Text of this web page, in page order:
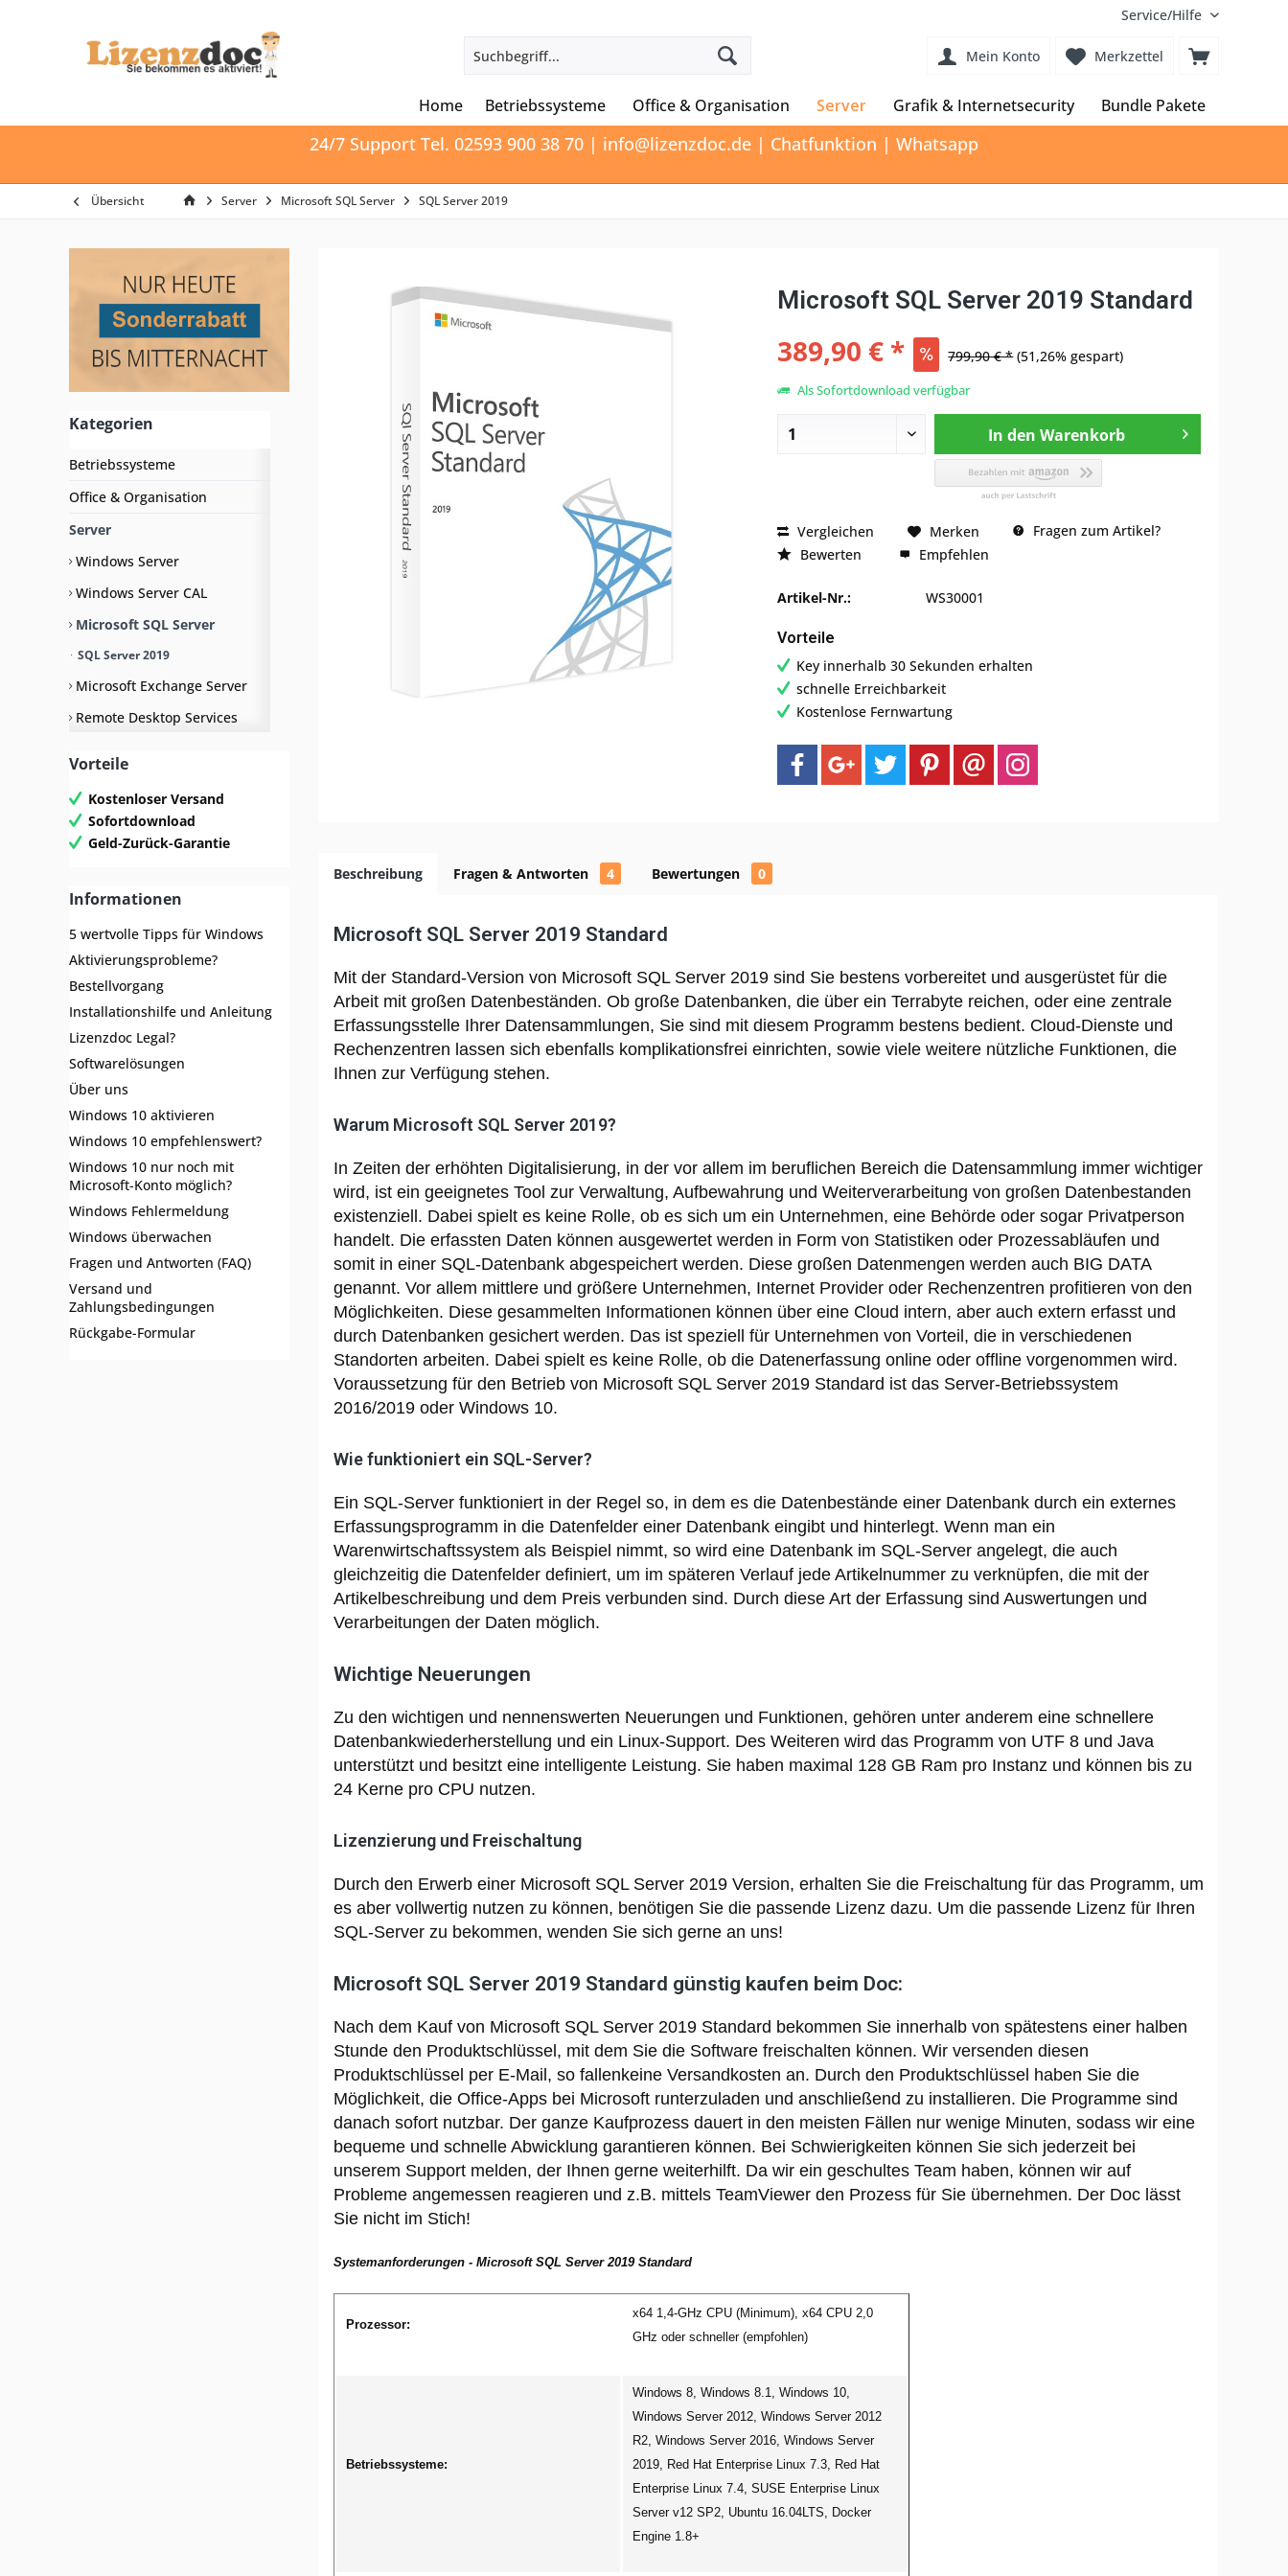
Service/Hilfe
Merkzettel
Mein Konto
Home Betriebssysteme Office & Organisation Server Grafik & Internetsecurity Bundle Pakete
24/7 Support Tel. 02593 900 38 70 | info@lizenzdoc.de | Chatfunktion | Whatsapp
Übersicht Server Microsoft SQL Server SQL Server 2019
Kategorien
Betriebssysteme
Office & Organisation
Server
Windows Server
Windows Server CAL
Microsoft SQL Server
SQL Server 2019
Microsoft Exchange Server
Remote Desktop Services
Grafik & Internetsecurity
Bundle Pakete
Vorteile
Kostenloser Versand
Sofortdownload
Geld-Zurück-Garantie
Informationen
5 wertvolle Tipps für Windows
Aktivierungsprobleme?
Bestellvorgang
Installationshilfe und Anleitung
Lizenzdoc Legal?
Softwarelösungen
Über uns
Windows 10 aktivieren
Windows 10 empfehlenswert?
Windows 10 nur noch mit
Microsoft-Konto möglich?
Windows Fehlermeldung
Windows überwachen
Fragen und Antworten (FAQ)
Versand und
Zahlungsbedingungen
Rückgabe-Formular
Microsoft SQL Server 2019 Standard
389,90 € * 799,90 € * (51,26% gespart)
Als Sofortdownload verfügbar
In den Warenkorb
Vergleichen Merken
Fragen zum Artikel?
Bewerten
Empfehlen
Artikel-Nr.: WS30001
Vorteile
Key innerhalb 30 Sekunden erhalten
schnelle Erreichbarkeit
Kostenlose Fernwartung
Beschreibung Fragen & Antworten 4 Bewertungen 0
Microsoft SQL Server 2019 Standard
Mit der Standard-Version von Microsoft SQL Server 2019 sind Sie bestens vorbereitet und ausgerüstet für die
Arbeit mit großen Datenbeständen. Ob große Datenbanken, die über ein Terrabyte reichen, oder eine zentrale
Erfassungsstelle Ihrer Datensammlungen, Sie sind mit diesem Programm bestens bedient. Cloud-Dienste und
Rechenzentren lassen sich ebenfalls komplikationsfrei einrichten, sowie viele weitere nützliche Funktionen, die
Ihnen zur Verfügung stehen.
Warum Microsoft SQL Server 2019?
In Zeiten der erhöhten Digitalisierung, in der vor allem im beruflichen Bereich die Datensammlung immer wichtiger
wird, ist ein geeignetes Tool zur Verwaltung, Aufbewahrung und Weiterverarbeitung von großen Datenbestanden
existenziell. Dabei spielt es keine Rolle, ob es sich um ein Unternehmen, eine Behörde oder sogar Privatperson
handelt. Die erfassten Daten können ausgewertet werden in Form von Statistiken oder Prozessabläufen und
somit in einer SQL-Datenbank abgespeichert werden. Diese großen Datenmengen werden auch BIG DATA
genannt. Vor allem mittlere und größere Unternehmen, Internet Provider oder Rechenzentren profitieren von den
Möglichkeiten. Diese gesammelten Informationen können über eine Cloud intern, aber auch extern erfasst und
durch Datenbanken gesichert werden. Das ist speziell für Unternehmen von Vorteil, die in verschiedenen
Standorten arbeiten. Dabei spielt es keine Rolle, ob die Datenerfassung online oder offline vorgenommen wird.
Voraussetzung für den Betrieb von Microsoft SQL Server 2019 Standard ist das Server-Betriebssystem
2016/2019 oder Windows 10.
Wie funktioniert ein SQL-Server?
Ein SQL-Server funktioniert in der Regel so, in dem es die Datenbestände einer Datenbank durch ein externes
Erfassungsprogramm in die Datenfelder einer Datenbank eingibt und hinterlegt. Wenn man ein
Warenwirtschaftssystem als Beispiel nimmt, so wird eine Datenbank im SQL-Server angelegt, die auch
gleichzeitig die Datenfelder definiert, um im späteren Verlauf jede Artikelnummer zu verknüpfen, die mit der
Artikelbeschreibung und dem Preis verbunden sind. Durch diese Art der Erfassung sind Auswertungen und
Verarbeitungen der Daten möglich.
Wichtige Neuerungen
Zu den wichtigen und nennenswerten Neuerungen und Funktionen, gehören unter anderem eine schnellere
Datenbankwiederherstellung und ein Linux-Support. Des Weiteren wird das Programm von UTF 8 und Java
unterstützt und besitzt eine intelligente Leistung. Sie haben maximal 128 GB Ram pro Instanz und können bis zu
24 Kerne pro CPU nutzen.
Lizenzierung und Freischaltung
Durch den Erwerb einer Microsoft SQL Server 2019 Version, erhalten Sie die Freischaltung für das Programm, um
es aber vollwertig nutzen zu können, benötigen Sie die passende Lizenz dazu. Um die passende Lizenz für Ihren
SQL-Server zu bekommen, wenden Sie sich gerne an uns!
Microsoft SQL Server 2019 Standard günstig kaufen beim Doc:
Nach dem Kauf von Microsoft SQL Server 2019 Standard bekommen Sie innerhalb von spätestens einer halben
Stunde den Produktschlüssel, mit dem Sie die Software freischalten können. Wir versenden diesen
Produktschlüssel per E-Mail, so fallenkeine Versandkosten an. Durch den Produktschlüssel haben Sie die
Möglichkeit, die Office-Apps bei Microsoft runterzuladen und anschließend zu installieren. Die Programme sind
danach sofort nutzbar. Der ganze Kaufprozess dauert in den meisten Fällen nur wenige Minuten, sodass wir eine
bequeme und schnelle Abwicklung garantieren können. Bei Schwierigkeiten können Sie sich jederzeit bei
unserem Support melden, der Ihnen gerne weiterhilft. Da wir ein geschultes Team haben, können wir auf
Probleme angemessen reagieren und z.B. mittels TeamViewer den Prozess für Sie übernehmen. Der Doc lässt
Sie nicht im Stich!
Systemanforderungen - Microsoft SQL Server 2019 Standard
Prozessor:
x64 1,4-GHz CPU (Minimum), x64 CPU 2,0
GHz oder schneller (empfohlen)
Betriebssysteme:
Windows 8, Windows 8.1, Windows 10,
Windows Server 2012, Windows Server 2012
R2, Windows Server 2016, Windows Server
2019, Red Hat Enterprise Linux 7.3, Red Hat
Enterprise Linux 7.4, SUSE Enterprise Linux
Server v12 SP2, Ubuntu 16.04LTS, Docker
Engine 1.8+